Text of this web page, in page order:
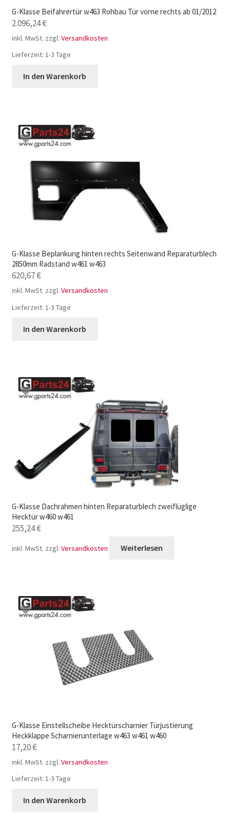
G-Klasse Beifahrertür w463 Rohbau Tür vorne rechts ab 01/2012
2.096,24€
inkl. MwSt. zzgl. Versandkosten
Lieferzeit: 1-3 Tage
In den Warenkorb
G-Klasse Beplankung hinten rechts Seitenwand Reparaturblech
2850mm Radstand w461 w463
620,67€
inkl. MwSt. zzgl. Versandkosten
Lieferzeit: 1-3 Tage
In den Warenkorb
G-Klasse Dachrahmen hinten Reparaturblech zweiflüglige
Hecktür w460 w461
255,24€
inkl. MwSt. zzgl. Versandkosten Weiterlesen
G-Klasse Einstellscheibe Hecktürscharnier Türjustierung
Heckklappe Scharnierunterlage w463 w461 w460
17,20€
inkl. MwSt. zzgl. Versandkosten
Lieferzeit: 1-3 Tage
In den Warenkorb